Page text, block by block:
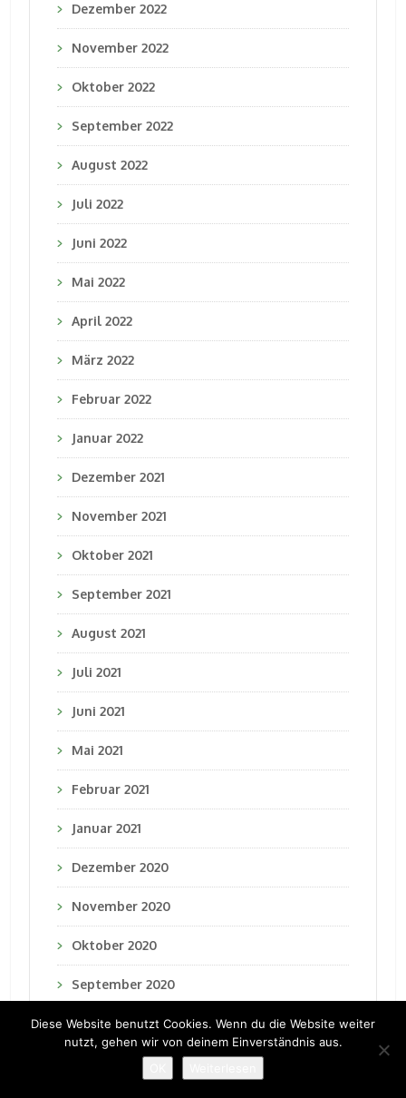
Dezember 2022
November 2022
Oktober 2022
September 2022
August 2022
Juli 2022
Juni 2022
Mai 2022
April 2022
März 2022
Februar 2022
Januar 2022
Dezember 2021
November 2021
Oktober 2021
September 2021
August 2021
Juli 2021
Juni 2021
Mai 2021
Februar 2021
Januar 2021
Dezember 2020
November 2020
Oktober 2020
September 2020
August 2020
Diese Website benutzt Cookies. Wenn du die Website weiter
nutzt, gehen wir von deinem Einverständnis aus.